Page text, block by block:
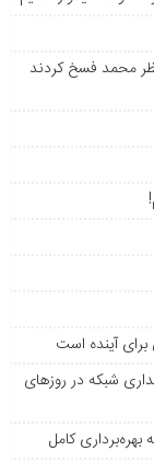
محمد فسخ کردند
آینده است
شبکه در روزهای